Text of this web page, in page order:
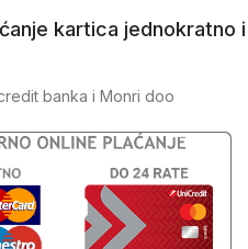
kartica jednokratno i
banka i Monri doo